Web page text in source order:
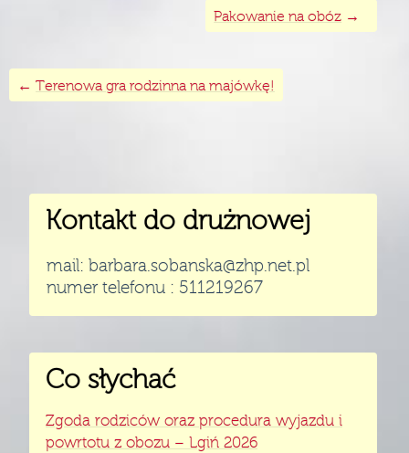
Pakowanie na obóz →
← Terenowa gra rodzinna na majówkę!
Kontakt do drużnowej
mail: barbara.sobanska@zhp.net.pl
numer telefonu : 511219267
Co słychać
Zgoda rodziców oraz procedura wyjazdu i
powrtotu z obozu – Lgiń 2026